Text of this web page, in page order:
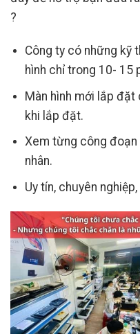
?
Công ty có những kỹ
hình chỉ trong 10- 15
Màn hình mới lắp
khi lắp đặt.
Xem từng công đoạn
nhân.
Uy tín, chuyên